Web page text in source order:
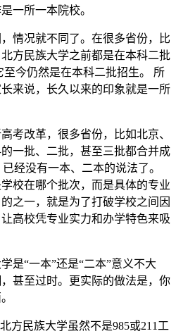
一所一本院校。
情况就不同了。在很多省份，比
方民族大学之前都是在本科二批
今仍然是在本科二批招生。 所
来说，长久以来的印象就是一所
考改革，很多省份，比如北京、
一批、二批，甚至三批都合并成
经没有一本、二本的说法了。
校在哪个批次，而是具体的专业
之一，就是为了打破学校之间因
高校凭专业实力和办学特色来吸
是“一本”还是“二本”意义不大
甚至过时。更实际的做法是，你
方民族大学虽然不是985或211工